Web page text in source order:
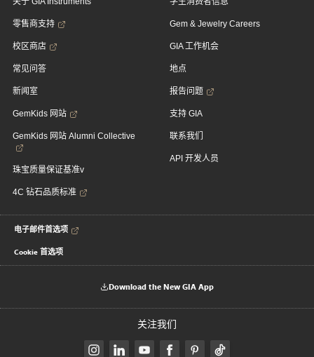
零售商支持
校区商店
常见问答
新闻室
GemKids 网站
GemKids 网站 Alumni Collective
珠宝质量保证基准v
4C 钻石品质标准
Gem & Jewelry Careers
GIA 工作机会
地点
报告问题
支持 GIA
联系我们
API 开发人员
电子邮件首选项
Cookie 首选项
Download the New GIA App
关注我们